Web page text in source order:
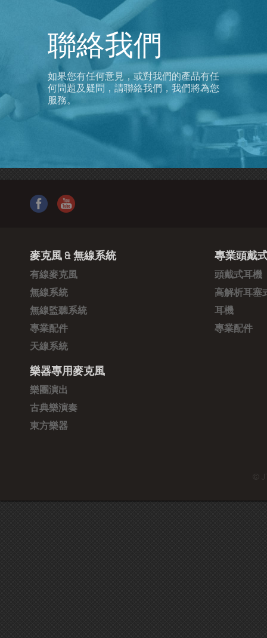
聯絡我們
如果您有任何意見，或對我們的產品有任
何問題及疑問，請聯絡我們，我們將為您
服務。
麥克風 & 無線系統
有線麥克風
無線系統
無線監聽系統
專業配件
天線系統
樂器專用麥克風
樂團演出
古典樂演奏
東方樂器
專業頭戴
頭戴式耳機
高解析耳塞
耳機
專業配件